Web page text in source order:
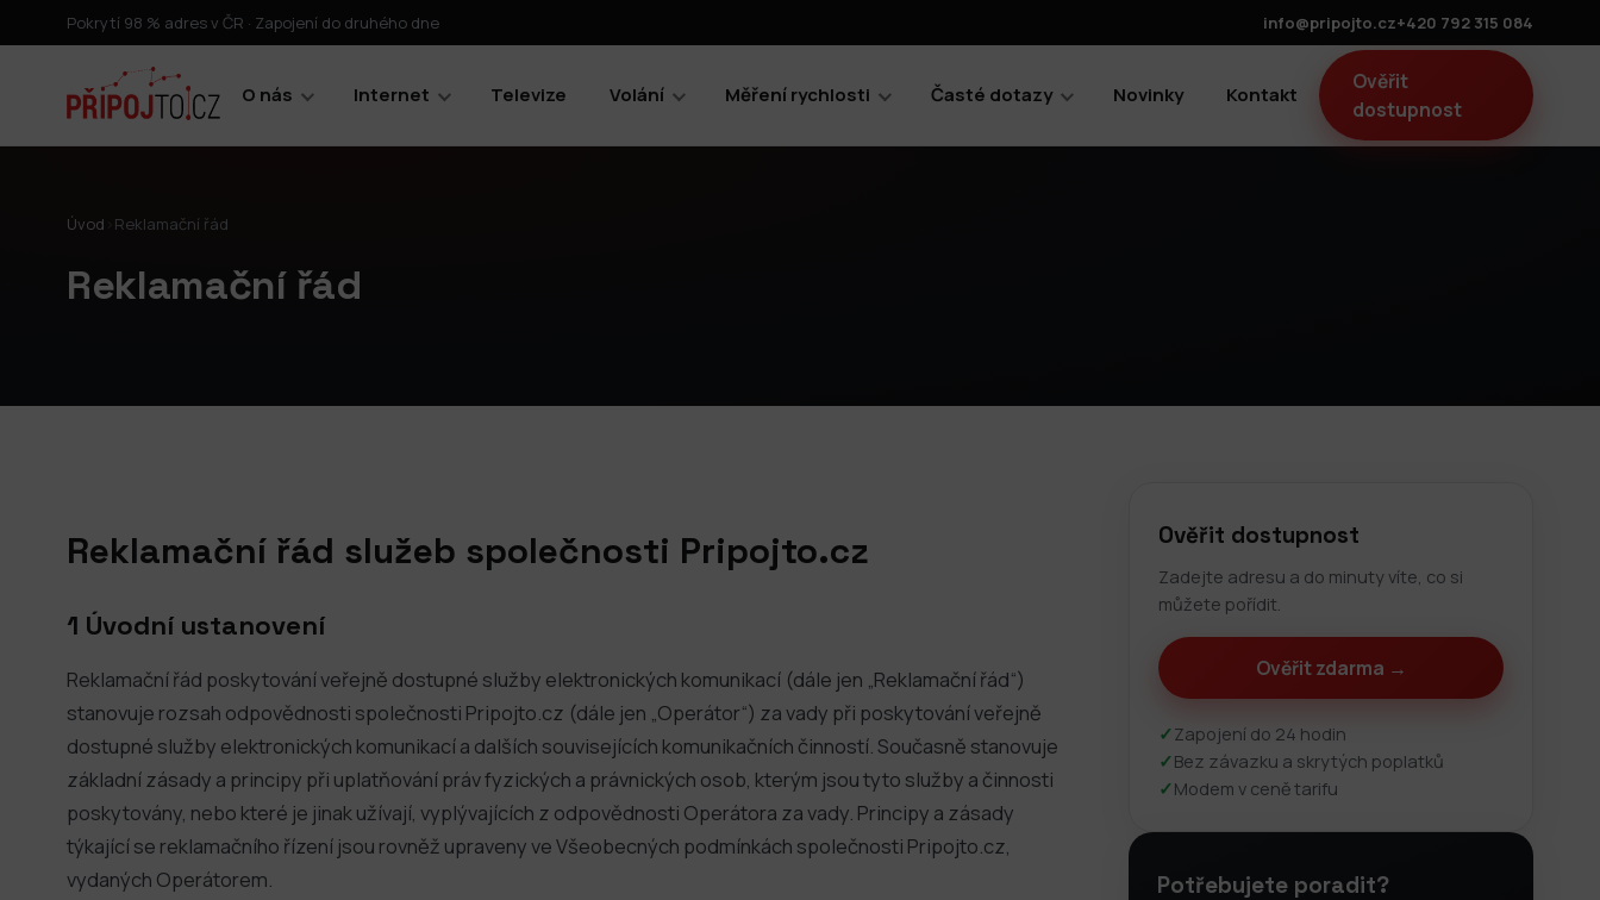
Pokrytí 98 % adres v ČR · Zapojení do druhého dne info@pripojto.cz+420 792 315 084
O nás Internet Televize Volání Měření rychlosti Časté dotazy Novinky Kontakt
Ověřit
dostupnost
Úvod Reklamační řád
Reklamační řád
Reklamační řád služeb společnosti Pripojto.cz
1 Úvodní ustanovení
Reklamační řád poskytování veřejně dostupné služby elektronických komunikací (dále jen „Reklamační řád“)
stanovuje rozsah odpovědnosti společnosti Pripojto.cz (dále jen „Operátor“) za vady při poskytování veřejně
dostupné služby elektronických komunikací a dalších souvisejících komunikačních činností. Současně stanovuje
základní zásady a principy při uplatňování práv fyzických a právnických osob, kterým jsou tyto služby a činnosti
poskytovány, nebo které je jinak užívají, vyplývajících z odpovědnosti Operátora za vady. Principy a zásady
týkající se reklamačního řízení jsou rovněž upraveny ve Všeobecných podmínkách společnosti Pripojto.cz,
vydaných Operátorem.
Ověřit dostupnost
Zadejte adresu a do minuty víte, co si
můžete pořídit.
Ověřit zdarma →
✓Zapojení do 24 hodin
✓Bez závazku a skrytých poplatků
✓Modem v ceně tarifu
Potřebujete poradit?